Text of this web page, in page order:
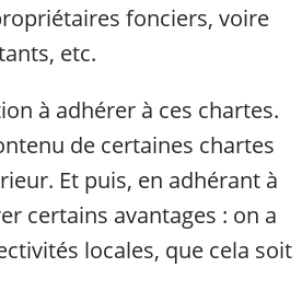
fonciers, voire
etc.
à adhérer à ces chartes.
de certaines chartes
Et puis, en adhérant à
certains avantages : on a
locales, que cela soit